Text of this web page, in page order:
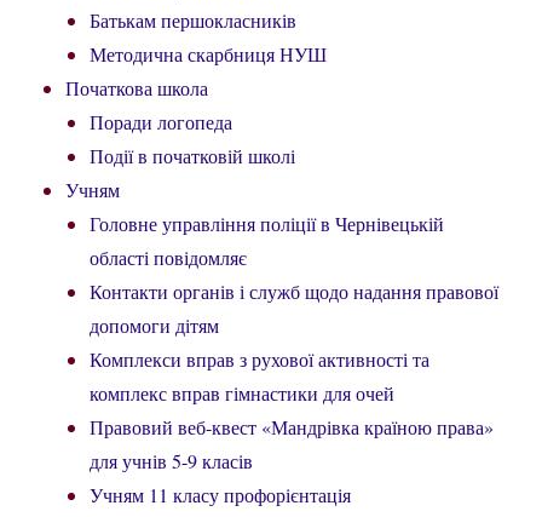
Батькам першокласників
Методична скарбниця НУШ
Початкова школа
Поради логопеда
Події в початковій школі
Учням
Головне управління поліції в Чернівецькій
області повідомляє
Контакти органів і служб щодо надання правової
допомоги дітям
Комплекси вправ з рухової активності та
комплекс вправ гімнастики для очей
Правовий веб-квест «Мандрівка країною права»
для учнів 5-9 класів
Учням 11 класу профорієнтація